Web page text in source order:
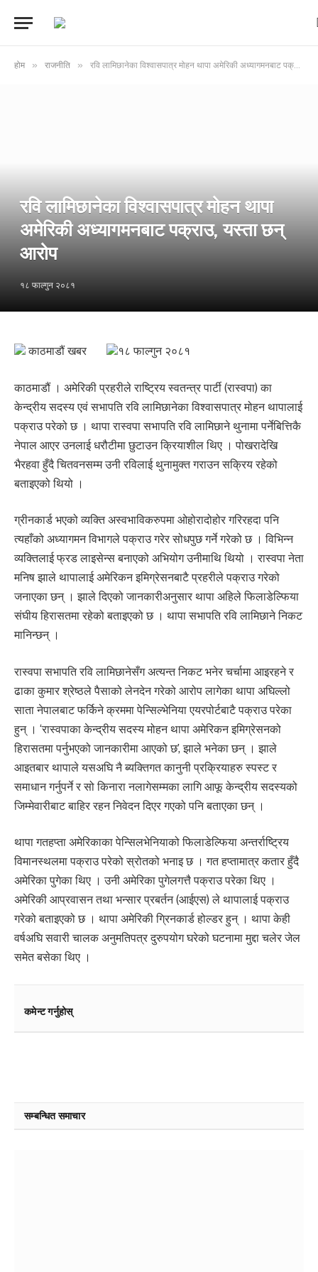
होम » राजनीति » रवि लामिछानेका विश्वासपात्र मोहन थापा अमेरिकी अध्यागमनबाट पक्राउ, यस्ता छन् आरोप
रवि लामिछानेका विश्वासपात्र मोहन थापा
अमेरिकी अध्यागमनबाट पक्राउ, यस्ता छन्
आरोप
१८ फाल्गुन २०८१
काठमाडौं खबर १८ फाल्गुन २०८१
काठमाडौं । अमेरिकी प्रहरीले राष्ट्रिय स्वतन्त्र पार्टी (रास्वपा) का
केन्द्रीय सदस्य एवं सभापति रवि लामिछानेका विश्वासपात्र मोहन थापालाई
पक्राउ परेको छ । थापा रास्वपा सभापति रवि लामिछाने थुनामा पर्नेबित्तिकै
नेपाल आएर उनलाई धरौटीमा छुटाउन क्रियाशील थिए । पोखरादेखि
भैरहवा हुँदै चितवनसम्म उनी रविलाई थुनामुक्त गराउन सक्रिय रहेको
बताइएको थियो ।
ग्रीनकार्ड भएको व्यक्ति अस्वभाविकरुपमा ओहोरादोहोर गरिरहदा पनि
त्यहाँको अध्यागमन विभागले पक्राउ गरेर सोधपुछ गर्ने गरेको छ । विभिन्न
व्यक्तिलाई फ्रड लाइसेन्स बनाएको अभियोग उनीमाथि थियो । रास्वपा नेता
मनिष झाले थापालाई अमेरिकन इमिग्रेसनबाटै प्रहरीले पक्राउ गरेको
जनाएका छन् । झाले दिएको जानकारीअनुसार थापा अहिले फिलाडेल्फिया
संघीय हिरासतमा रहेको बताइएको छ । थापा सभापति रवि लामिछाने निकट
मानिन्छन् ।
रास्वपा सभापति रवि लामिछानेसँग अत्यन्त निकट भनेर चर्चामा आइरहने र
ढाका कुमार श्रेष्ठले पैसाको लेनदेन गरेको आरोप लागेका थापा अघिल्लो
साता नेपालबाट फर्किने क्रममा पेन्सिल्भेनिया एयरपोर्टबाटै पक्राउ परेका
हुन् । ‘रास्वपाका केन्द्रीय सदस्य मोहन थापा अमेरिकन इमिग्रेसनको
हिरासतमा पर्नुभएको जानकारीमा आएको छ’, झाले भनेका छन् । झाले
आइतबार थापाले यसअघि नै ब्यक्तिगत कानुनी प्रक्रियाहरु स्पस्ट र
समाधान गर्नुपर्ने र सो किनारा नलागेसम्मका लागि आफू केन्द्रीय सदस्यको
जिम्मेवारीबाट बाहिर रहन निवेदन दिएर गएको पनि बताएका छन् ।
थापा गतहप्ता अमेरिकाका पेन्सिलभेनियाको फिलाडेल्फिया अन्तर्राष्ट्रिय
विमानस्थलमा पक्राउ परेको स्रोतको भनाइ छ । गत हप्तामात्र कतार हुँदै
अमेरिका पुगेका थिए । उनी अमेरिका पुगेलगत्तै पक्राउ परेका थिए ।
अमेरिकी आप्रवासन तथा भन्सार प्रबर्तन (आईएस) ले थापालाई पक्राउ
गरेको बताइएको छ । थापा अमेरिकी ग्रिनकार्ड होल्डर हुन् । थापा केही
वर्षअघि सवारी चालक अनुमतिपत्र दुरुपयोग घरेको घटनामा मुद्दा चलेर जेल
समेत बसेका थिए ।
कमेन्ट गर्नुहोस्
सम्बन्धित समाचार